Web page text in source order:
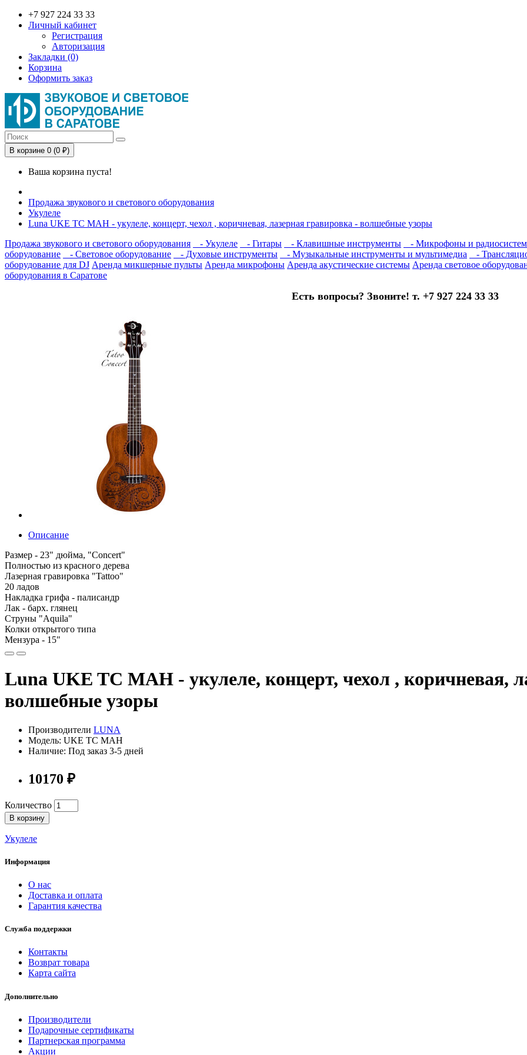
+7 927 224 33 33
Личный кабинет
Регистрация
Авторизация
Закладки (0)
Корзина
Оформить заказ
В корзине 0 (0 ₽)
Ваша корзина пуста!
Продажа звукового и светового оборудования
Укулеле
Luna UKE TC MAH - укулеле, концерт, чехол , коричневая, лазерная гравировка - волшебные узоры
Продажа звукового и светового оборудования
- Укулеле - Гитары - Клавишные инструменты - Микрофоны и
оборудование
- Световое оборудование - Духовые инструменты - Музыкальные инструменты и мультимедиа -
оборудование для DJ Аренда микшерные пульты Аренда микрофоны Аренда акустические системы Аренда световое
оборудования в Саратове
Есть вопросы? Звоните! т. +7 927 224 33 33
Описание
Размер - 23" дюйма, "Concert"
Полностью из красного дерева
Лазерная гравировка "Tattoo"
20 ладов
Накладка грифа - палисандр
Лак - барх. глянец
Струны "Aquila"
Колки открытого типа
Мензура - 15"
Luna UKE TC MAH - укулеле, концерт, чехол , коричневая,
волшебные узоры
Производители LUNA
Модель: UKE TC MAH
Наличие: Под заказ 3-5 дней
10170 ₽
Количество
В корзину
Укулеле
Информация
О нас
Доставка и оплата
Гарантия качества
Служба поддержки
Контакты
Возврат товара
Карта сайта
Дополнительно
Производители
Подарочные сертификаты
Партнерская программа
Акции